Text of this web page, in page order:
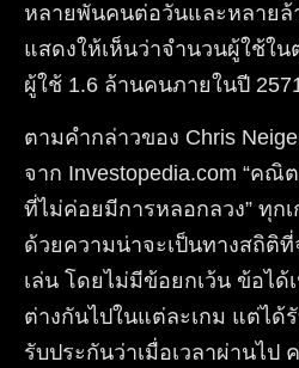
หลายพันคนต่อวันและหลาย
แสดงให้เห็นว่าจำนวนผู้ใช้ใ
ผู้ใช้ 1.6 ล้านคนภายในปี
ตามคำกล่าวของ Chris
จาก Investopedia.com “คณิ
ที่ไม่ค่อยมีการหลอกลวง” ทุก
ด้วยความน่าจะเป็นทางสถิติ
เล่น โดยไม่มีข้อยกเว้น ข้อไ
ต่างกันไปในแต่ละเกม แต่ได้
รับประกันว่าเมื่อเวลาผ่านไป